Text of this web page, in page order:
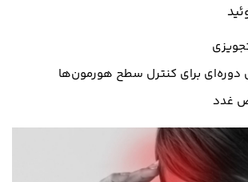
دوره‌ای برای کنترل سطح هورمون‌ها
غدد